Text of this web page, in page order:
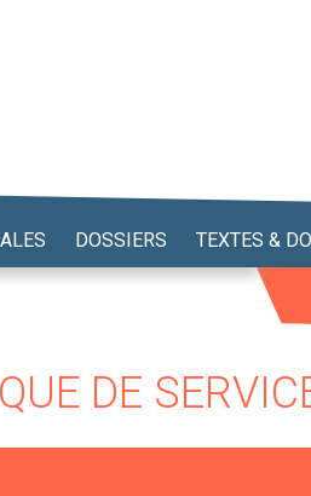
DOSSIERS TEXTES &
DE